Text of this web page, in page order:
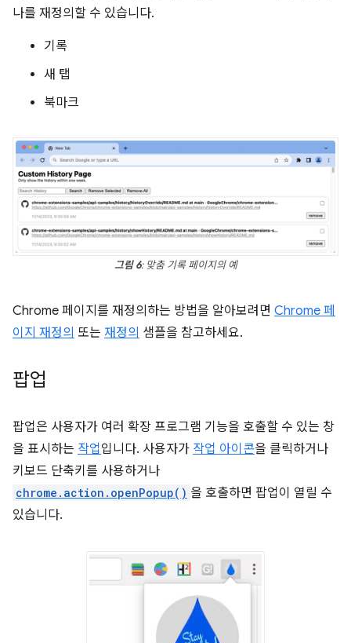
나를 재정의할 수 있습니다.
기록
새 탭
북마크
그림 6: 맞춤 기록 페이지의 예
Chrome 페이지를 재정의하는 방법을 알아보려면 Chrome 페
이지 재정의 또는 재정의 샘플을 참고하세요.
팝업
팝업은 사용자가 여러 확장 프로그램 기능을 호출할 수 있는 창
을 표시하는 작업입니다. 사용자가 작업 아이콘을 클릭하거나
키보드 단축키를 사용하거나
chrome.action.openPopup() 을 호출하면 팝업이 열릴 수
있습니다.